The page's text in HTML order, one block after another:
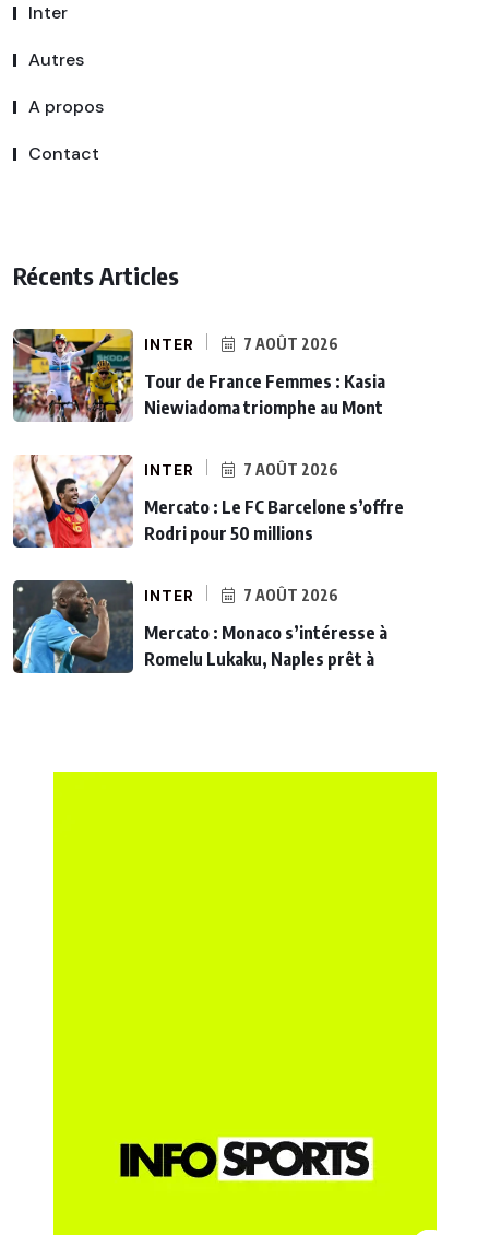
Inter
Autres
A propos
Contact
Récents Articles
INTER 7 AOÛT 2026
Tour de France Femmes : Kasia
Niewiadoma triomphe au Mont
INTER 7 AOÛT 2026
Mercato : Le FC Barcelone s’offre
Rodri pour 50 millions
INTER 7 AOÛT 2026
Mercato : Monaco s’intéresse à
Romelu Lukaku, Naples prêt à